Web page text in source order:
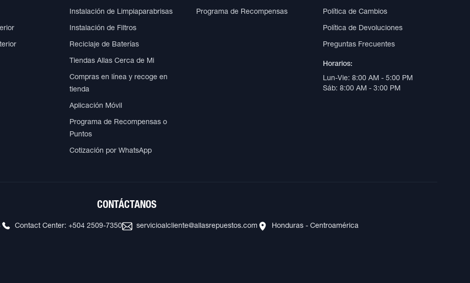
Instalación de Limpiaparabrisas
Instalación de Filtros
Reciclaje de Baterías
Tiendas Allas Cerca de Mi
Compras en línea y recoge en
tienda
Aplicación Móvil
Programa de Recompensas o
Puntos
Cotización por WhatsApp
Programa de Recompensas Política de Cambios
Política de Devoluciones
Preguntas Frecuentes
Horarios:
Lun-Vie: 8:00 AM - 5:00 PM
Sáb: 8:00 AM - 3:00 PM
CONTÁCTANOS
Contact Center: +504 2509-7350 servicioalcliente@allasrepuestos.com Honduras - Centroamérica